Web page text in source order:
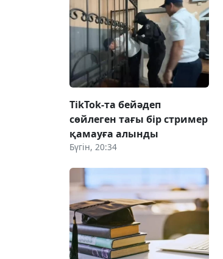
TikTok-та бейәдеп
сөйлеген тағы бір стример
қамауға алынды
Бүгін, 20:34